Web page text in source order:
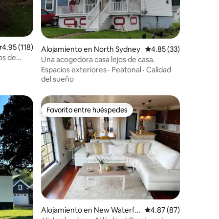
promedio: 4.95 de 5, 118 reseñas
4.95 (118)
de
Alojamiento en North Sydney Calificación
4.85 (33)
Una acogedora casa lejos de casa.
Espacios exteriores · Peatonal · Calidad
del sueño
Favorito entre huéspedes
Favorito entre huéspedes
Alojamiento en New Waterfo Calificación
4.87 (87)